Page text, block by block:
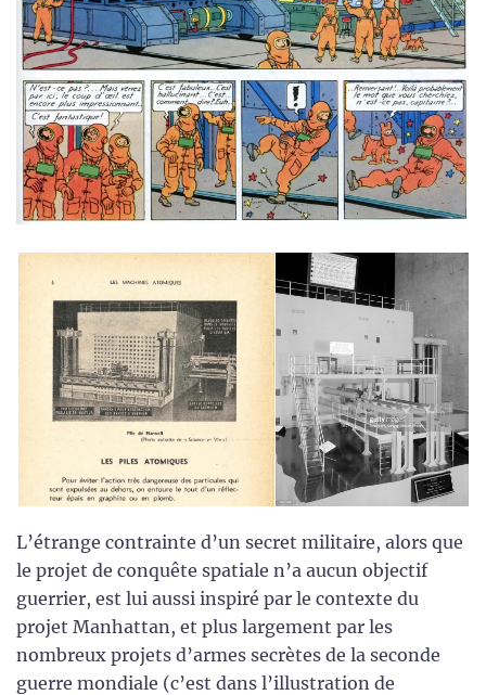
L’étrange contrainte d’un secret militaire, alors que
le projet de conquête spatiale n’a aucun objectif
guerrier, est lui aussi inspiré par le contexte du
projet Manhattan, et plus largement par les
nombreux projets d’armes secrètes de la seconde
guerre mondiale (c’est dans l’illustration de